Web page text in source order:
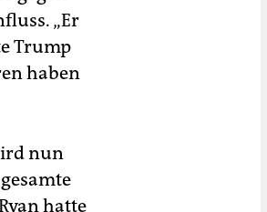
„Er
Trump
haben
nun
hatte